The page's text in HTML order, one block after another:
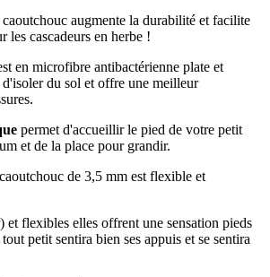
augmente la durabilité et facilite
les cascadeurs en herbe !
en microfibre antibactérienne plate et
d'isoler du sol et offre une meilleur
permet d'accueillir le pied de votre petit
et de la place pour grandir.
de 3,5 mm est flexible et
et flexibles elles offrent une sensation pieds
petit sentira bien ses appuis et se sentira